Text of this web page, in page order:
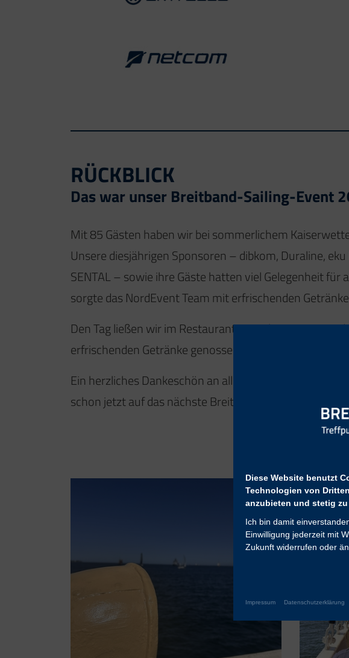
RÜCKBLICK
Das war unser Breitband-Sailing-Event
Mit 85 Gästen haben wir bei sommerlichem
Unsere diesjährigen Sponsoren – dibkom, Duraline,
SENTAL – sowie ihre Gäste hatten viel Gelegenheit für
sorgte das NordEvent Team mit erfrischenden
Den Tag ließen wir im Restaurant Bootshaus 1862 an
erfrischenden Getränke genossen.
Ein herzliches Dankeschön an alle Sponsoren und ihre
schon jetzt auf das nächste Breitband Sailing Event im
Diese Website benutzt
Technologien von
anzubieten und stetig
Ich bin damit
Einwilligung jederzeit mit
Zukunft widerrufen oder
Impressum Datenschutzerklärung